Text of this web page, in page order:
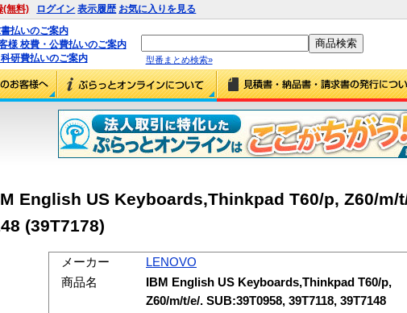
(無料) ログイン 表示履歴 お気に入りを見る
払いのご案内
様 校費・公費払いのご案内
研費払いのご案内
型番まとめ検索»
English US Keyboards,Thinkpad T60/p, Z60/m/
(39T7178)
メーカー
LENOVO
商品名
IBM English US Keyboards,Thinkpad T60/p,
Z60/m/t/e/. SUB:39T0958, 39T7118, 39T7148